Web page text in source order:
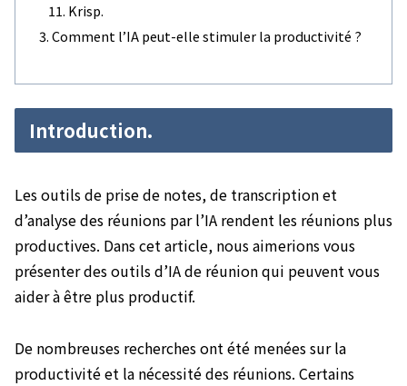
Krisp.
Comment l’IA peut-elle stimuler la productivité ?
Introduction.
Les outils de prise de notes, de transcription et
d’analyse des réunions par l’IA rendent les réunions plus
productives. Dans cet article, nous aimerions vous
présenter des outils d’IA de réunion qui peuvent vous
aider à être plus productif.
De nombreuses recherches ont été menées sur la
productivité et la nécessité des réunions. Certains